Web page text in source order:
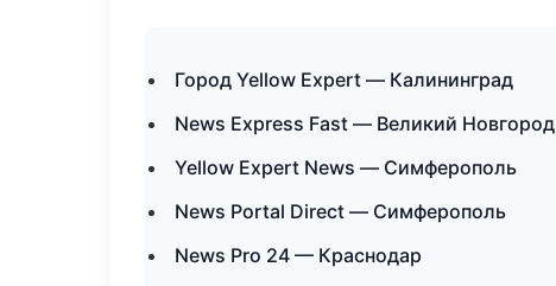
Город Yellow Expert — Калининград
News Express Fast — Великий Новгород
Yellow Expert News — Симферополь
News Portal Direct — Симферополь
News Pro 24 — Краснодар